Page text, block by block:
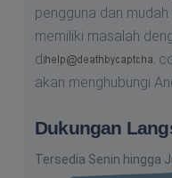
pengguna dan
memiliki masalah
di
akan menghubungi
Dukungan
Tersedia Senin hingga